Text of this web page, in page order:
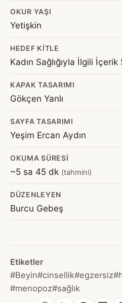
OKUR YAŞI
Yetişkin
HEDEF KITLE
Kadın Sağlığıyla İlgili
KAPAK TASARIMI
Gökçen Yanlı
SAYFA TASARIMI
Yeşim Ercan Aydın
OKUMA SÜRESI
~5 sa 45 dk (tahmini)
DÜZENLEYEN
Burcu Gebeş
Etiketler
#Beyin#cinsellik#egzersiz
#menopoz#sağlık